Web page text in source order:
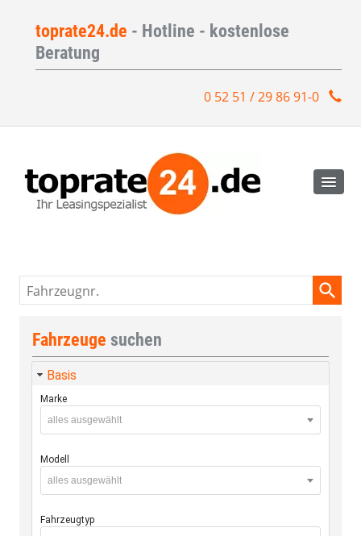
toprate24.de - Hotline - kostenlose
Beratung
0 52 51 / 29 86 91-0
Fahrzeugnr.
Fahrzeuge suchen
Basis
Marke
alles ausgewählt
Modell
alles ausgewählt
Fahrzeugtyp